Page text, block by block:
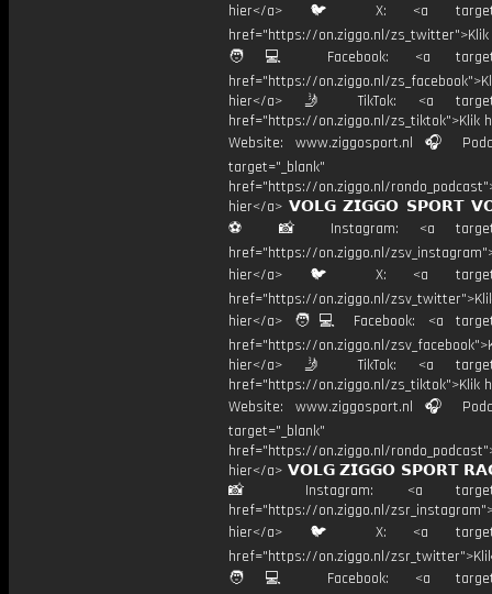
hier</a> 🐦 X: <a
href="https://on.ziggo.nl/
🧑💻 Facebook: <a
href="https://on.ziggo.nl/
hier</a> 🤳 TikTok: <a
href="https://on.ziggo.nl/zs_tiktok">Klik
Website: www.ziggosport.nl 🎧
target="_blank"
href="https://on.ziggo.nl/
hier</a> 𝗩𝗢𝗟𝗚 𝗭𝗜𝗚𝗚𝗢 𝗦𝗣𝗢𝗥𝗧
⚽️ 📸 Instagram: <a
href="https://on.ziggo.nl/
hier</a> 🐦 X: <a
href="https://on.ziggo.nl/
hier</a> 🧑💻 Facebook: <a
href="https://on.ziggo.nl/
hier</a> 🤳 TikTok: <a
href="https://on.ziggo.nl/zs_tiktok">Klik
Website: www.ziggosport.nl 🎧
target="_blank"
href="https://on.ziggo.nl/
hier</a> 𝗩𝗢𝗟𝗚 𝗭𝗜𝗚𝗚𝗢 𝗦𝗣𝗢𝗥𝗧
📸 Instagram: <a
href="https://on.ziggo.nl/
hier</a> 🐦 X: <a
href="https://on.ziggo.nl/
🧑💻 Facebook: <a